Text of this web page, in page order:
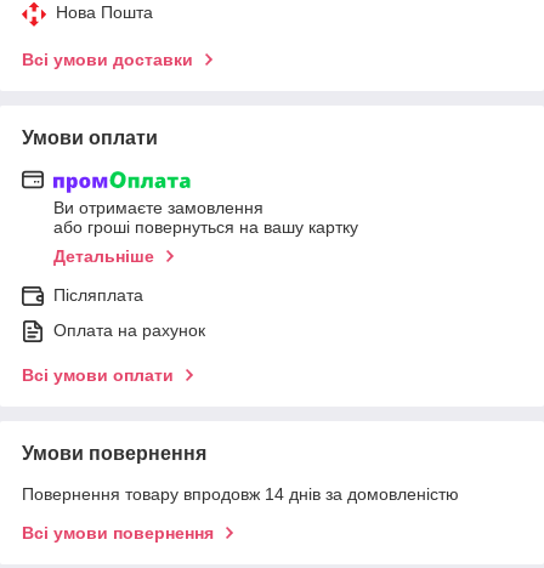
Нова Пошта
Всі умови доставки
Умови оплати
Ви отримаєте замовлення
або гроші повернуться на вашу картку
Детальніше
Післяплата
Оплата на рахунок
Всі умови оплати
Умови повернення
Повернення товару впродовж 14 днів за домовленістю
Всі умови повернення